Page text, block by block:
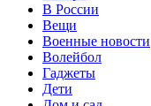
В России
Вещи
Военные новости
Волейбол
Гаджеты
Дети